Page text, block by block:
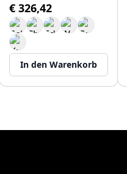
€ 326,42
In den Warenkorb